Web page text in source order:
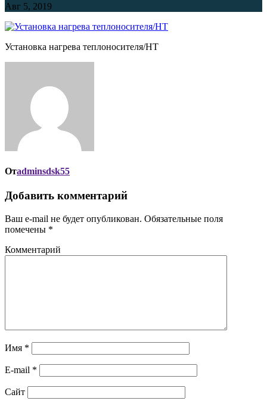
Авг 5, 2019
Установка нагрева теплоносителя/НТ
Отadminsdsk55
Добавить комментарий
Ваш e-mail не будет опубликован. Обязательные поля
помечены *
Комментарий
Имя *
E-mail *
Сайт